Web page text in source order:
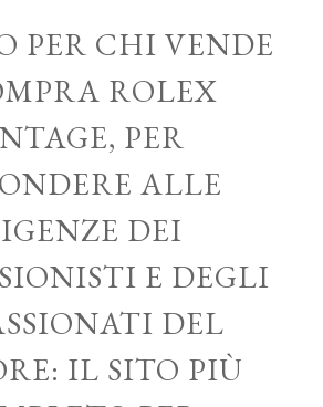
PER CHI VENDE
ROLEX
PER
ALLE
DEI
E DEGLI
DEL
IL SITO PIÙ